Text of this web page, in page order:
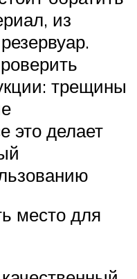
из
трещины
это делает
место для